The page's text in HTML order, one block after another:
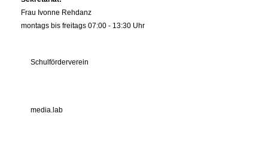
Frau Ivonne Rehdanz
montags bis freitags 07:00 - 13:30 Uhr
Schulförderverein
media.lab